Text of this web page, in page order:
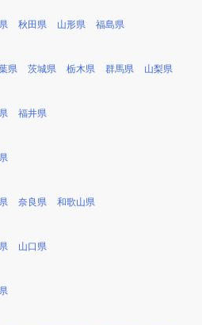
秋田県 山形県 福島県
県 茨城県 栃木県 群馬県 山梨県
福井県
奈良県 和歌山県
山口県